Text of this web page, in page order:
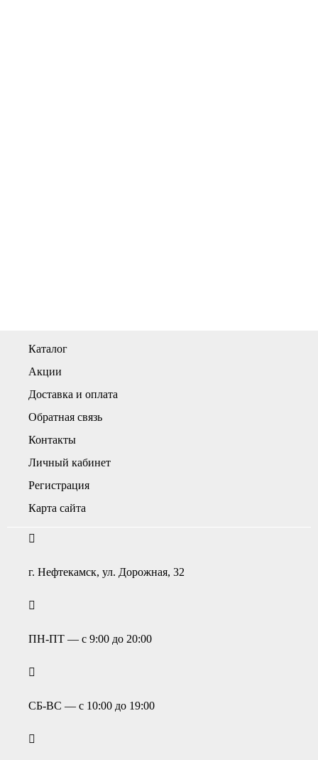
Каталог
Акции
Доставка и оплата
Обратная связь
Контакты
Личный кабинет
Регистрация
Карта сайта
г. Нефтекамск, ул. Дорожная, 32
ПН-ПТ — с 9:00 до 20:00
СБ-ВС — с 10:00 до 19:00